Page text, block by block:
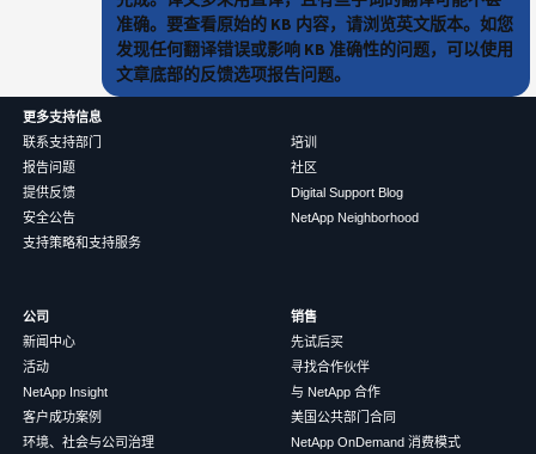
准确。要查看原始的 KB 内容，请浏览英文版本。如您
发现任何翻译错误或影响 KB 准确性的问题，可以使用
文章底部的反馈选项报告问题。
更多支持信息
联系支持部门
报告问题
提供反馈
安全公告
支持策略和支持服务
培训
社区
Digital Support Blog
NetApp Neighborhood
公司
新闻中心
活动
NetApp Insight
客户成功案例
环境、社会与公司治理
销售
先试后买
寻找合作伙伴
与 NetApp 合作
美国公共部门合同
NetApp OnDemand 消费模式